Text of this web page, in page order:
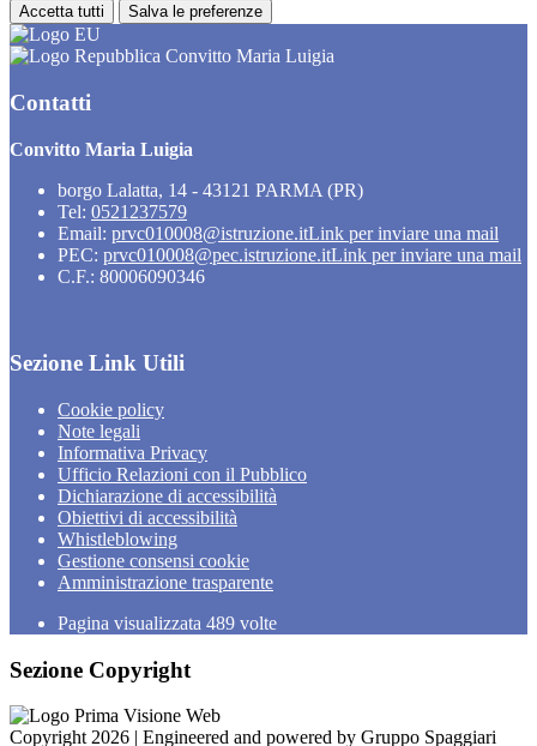
Accetta tutti Salva le preferenze
Convitto Maria Luigia
Contatti
Convitto Maria Luigia
borgo Lalatta, 14 - 43121 PARMA (PR)
Tel: 0521237579
Email: prvc010008@istruzione.itLink per inviare una mail
PEC: prvc010008@pec.istruzione.itLink per inviare una mail
C.F.: 80006090346
Sezione Link Utili
Cookie policy
Note legali
Informativa Privacy
Ufficio Relazioni con il Pubblico
Dichiarazione di accessibilità
Obiettivi di accessibilità
Whistleblowing
Gestione consensi cookie
Amministrazione trasparente
Pagina visualizzata 489 volte
Sezione Copyright
Copyright 2026 | Engineered and powered by Gruppo Spaggiari